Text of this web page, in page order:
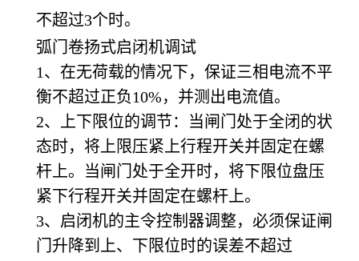
不超过3个时。
弧门卷扬式启闭机调试
1、在无荷载的情况下，保证三相电流不平
衡不超过正负10%，并测出电流值。
2、上下限位的调节：当闸门处于全闭的状
态时，将上限压紧上行程开关并固定在螺
杆上。当闸门处于全开时，将下限位盘压
紧下行程开关并固定在螺杆上。
3、启闭机的主令控制器调整，必须保证闸
门升降到上、下限位时的误差不超过